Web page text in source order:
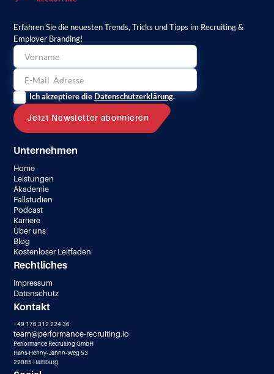
Erfahren Sie die neuesten Trends, Tricks und Tipps im Recruiting &
Employer Branding!
Ich akzeptiere dieDatenschutzerklärung.
Unternehmen
Home
Leistungen
Akademie
Fallstudien
Podcast
Karriere
Über uns
Blog
Kostenloser Leitfaden
Rechtliches
Impressum
Datenschutz
Kontakt
+49 176 312 224 36
team@performance-recruiting.io
Performance Recruiting GmbH
Hans-Henny-Jahnn-Weg 53
22085 Hamburg